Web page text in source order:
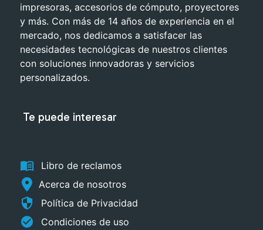
impresoras, accesorios de cómputo, proyectores
y más. Con más de 14 años de experiencia en el
mercado, nos dedicamos a satisfacer las
necesidades tecnológicas de nuestros clientes
con soluciones innovadoras y servicios
personalizados.
Te puede interesar
menu_book
Libro de reclamos
Acerca de nosotros
security Política de Privacidad
check_circle
Condiciones de uso